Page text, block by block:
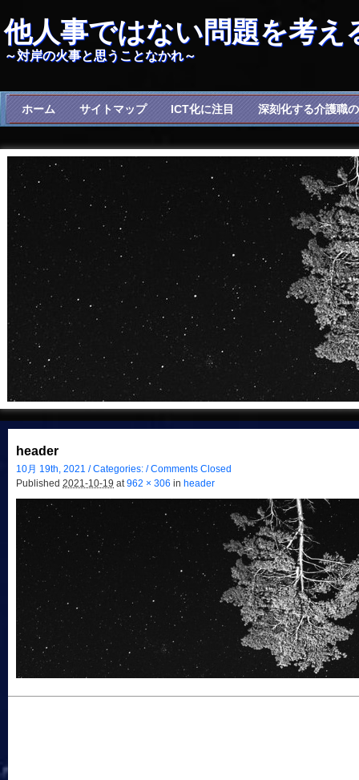
他人事ではない問題を考え
～対岸の火事と思うことなかれ～
ホーム サイトマップ ICT化に注目 深刻化する介護職
header
10月 19th, 2021 / Categories: /Comments Closed
Published 2021-10-19 at962 × 306 in header